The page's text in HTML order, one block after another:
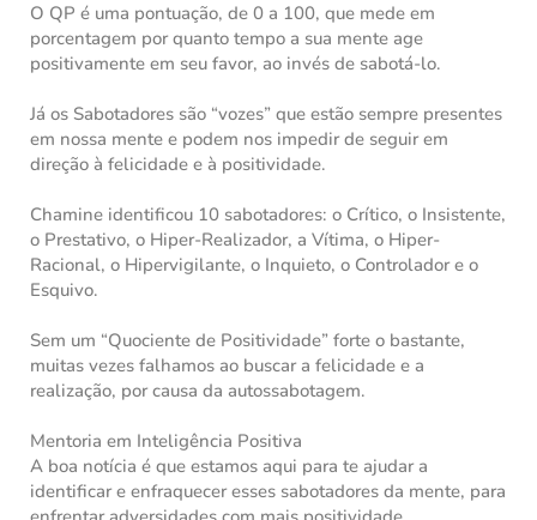
O QP é uma pontuação, de 0 a 100, que mede em
porcentagem por quanto tempo a sua mente age
positivamente em seu favor, ao invés de sabotá-lo.
Já os Sabotadores são “vozes” que estão sempre presentes
em nossa mente e podem nos impedir de seguir em
direção à felicidade e à positividade.
Chamine identificou 10 sabotadores: o Crítico, o Insistente,
o Prestativo, o Hiper-Realizador, a Vítima, o Hiper-
Racional, o Hipervigilante, o Inquieto, o Controlador e o
Esquivo.
Sem um “Quociente de Positividade” forte o bastante,
muitas vezes falhamos ao buscar a felicidade e a
realização, por causa da autossabotagem.
Mentoria em Inteligência Positiva
A boa notícia é que estamos aqui para te ajudar a
identificar e enfraquecer esses sabotadores da mente, para